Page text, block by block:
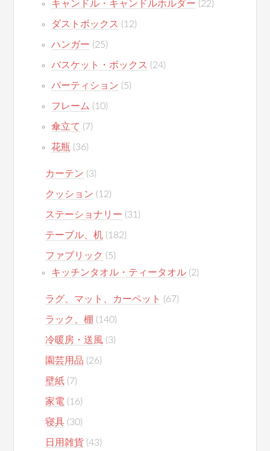
キャンドル・キャンドルホルダー (22)
ダストボックス (12)
ハンガー (25)
バスケット・ボックス (24)
パーティション (5)
フレーム (10)
傘立て (7)
花瓶 (36)
カーテン (3)
クッション (12)
ステーショナリー (31)
テーブル、机 (182)
ファブリック (5)
キッチンタオル・ティータオル (2)
ラグ、マット、カーペット (67)
ラック、棚 (140)
冷暖房・送風 (3)
園芸用品 (26)
壁紙 (7)
家電 (16)
寝具 (30)
日用雑貨 (43)